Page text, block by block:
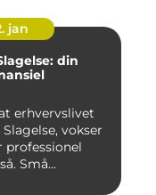
jan
din
erhvervslivet
vokser
professionel
Små...